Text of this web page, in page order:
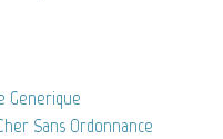
Generique
Sans Ordonnance